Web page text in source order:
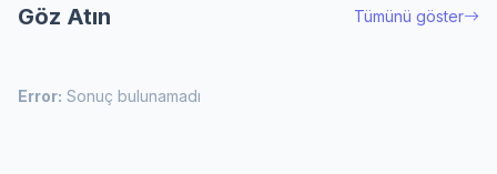
Göz Atın Tümünü göster
Error: Sonuç bulunamadı